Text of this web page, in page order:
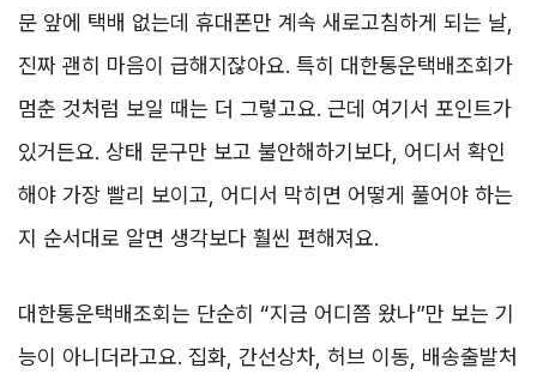
문 앞에 택배 없는데 휴대폰만 계속 새로고침하게 되는 날,
진짜 괜히 마음이 급해지잖아요. 특히 대한통운택배조회가
멈춘 것처럼 보일 때는 더 그렇고요. 근데 여기서 포인트가
있거든요. 상태 문구만 보고 불안해하기보다, 어디서 확인
해야 가장 빨리 보이고, 어디서 막히면 어떻게 풀어야 하는
지 순서대로 알면 생각보다 훨씬 편해져요.
대한통운택배조회는 단순히 “지금 어디쯤 왔나”만 보는 기
능이 아니더라고요. 집화, 간선상차, 허브 이동, 배송출발처